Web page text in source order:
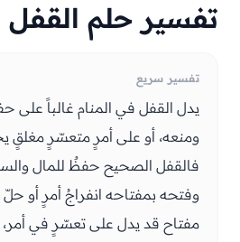
تفسير حلم القفل
تفسير سريع
يدل القفل في المنام غالباً على
ومنعه، أو على أمرٍ متعسّرٍ مغلقٍ
فالقفل الصحيح حفظٌ للمال
وفتحه بمفتاحه انفراجُ أمرٍ أو حلّ
مفتاح قد يدل على تعسّرٍ في أمر،